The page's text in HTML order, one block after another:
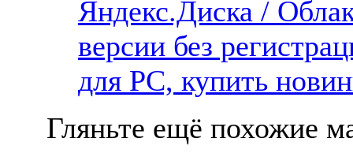
Яндекс.Диска /
версии без
для PC, купить
Гляньте ещё похожие